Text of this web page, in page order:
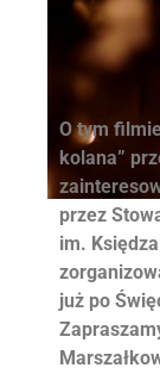
O tym
kolana”
przez
im.
już po